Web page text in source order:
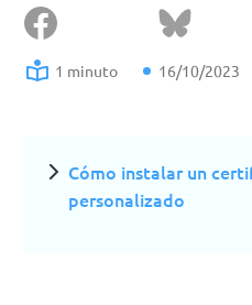
1 minuto 16/10/2023
Cómo instalar un
personalizado